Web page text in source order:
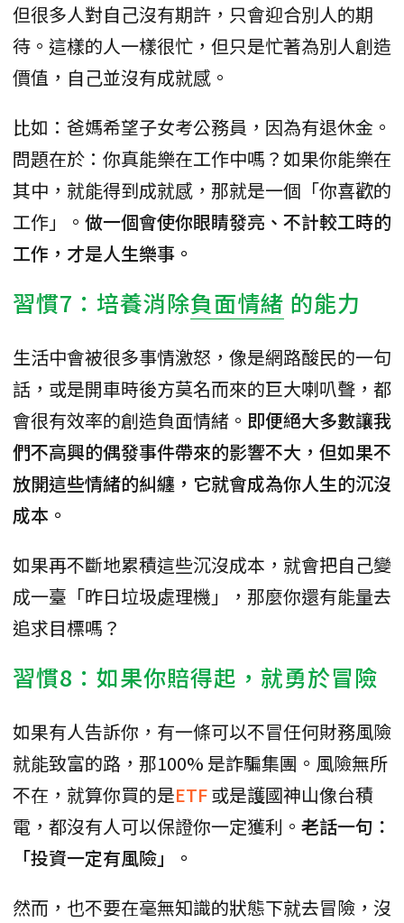
但很多人對自己沒有期許，只會迎合別人的期
待。這樣的人一樣很忙，但只是忙著為別人創造
價值，自己並沒有成就感。
比如：爸媽希望子女考公務員，因為有退休金。
問題在於：你真能樂在工作中嗎？如果你能樂在
其中，就能得到成就感，那就是一個「你喜歡的
工作」。 做一個會使你眼睛發亮、不計較工時的
工作，才是人生樂事。
習慣7：培養消除負面情緒 的能力
生活中會被很多事情激怒，像是網路酸民的一句
話，或是開車時後方莫名而來的巨大喇叭聲，都
會很有效率的創造負面情緒。 即便絕大多數讓我
們不高興的偶發事件帶來的影響不大，但如果不
放開這些情緒的糾纏，它就會成為你人生的沉沒
成本。
如果再不斷地累積這些沉沒成本，就會把自己變
成一臺「昨日垃圾處理機」，那麼你還有能量去
追求目標嗎？
習慣8：如果你賠得起，就勇於冒險
如果有人告訴你，有一條可以不冒任何財務風險
就能致富的路，那100% 是詐騙集團。風險無所
不在，就算你買的是ETF或是護國神山像台積
電，都沒有人可以保證你一定獲利。 老話一句：
「投資一定有風險」。
然而，也不要在毫無知識的狀態下就去冒險，沒